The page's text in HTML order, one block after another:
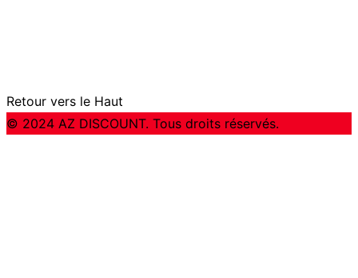
Retour vers le Haut
© 2024 AZ DISCOUNT. Tous droits réservés.